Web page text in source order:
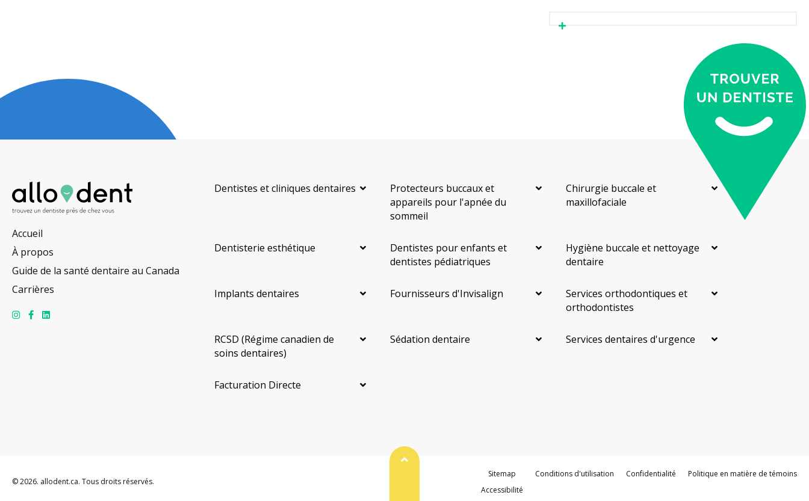
Accueil
À propos
Guide de la santé dentaire au Canada
Carrières
Dentistes et cliniques dentaires
Protecteurs buccaux et
appareils pour l'apnée du
sommeil
Chirurgie buccale et
maxillofaciale
Dentisterie esthétique
Dentistes pour enfants et
dentistes pédiatriques
Hygiène buccale et nettoyage
dentaire
Implants dentaires Fournisseurs d'Invisalign
Services orthodontiques et
orthodontistes
RCSD (Régime canadien de
soins dentaires)
Sédation dentaire Services dentaires d'urgence
Facturation Directe
© 2026. allodent.ca. Tous droits réservés.
Haut de page
Sitemap Conditions d'utilisation Confidentialité
Politique en matière de témoins
Accessibilité